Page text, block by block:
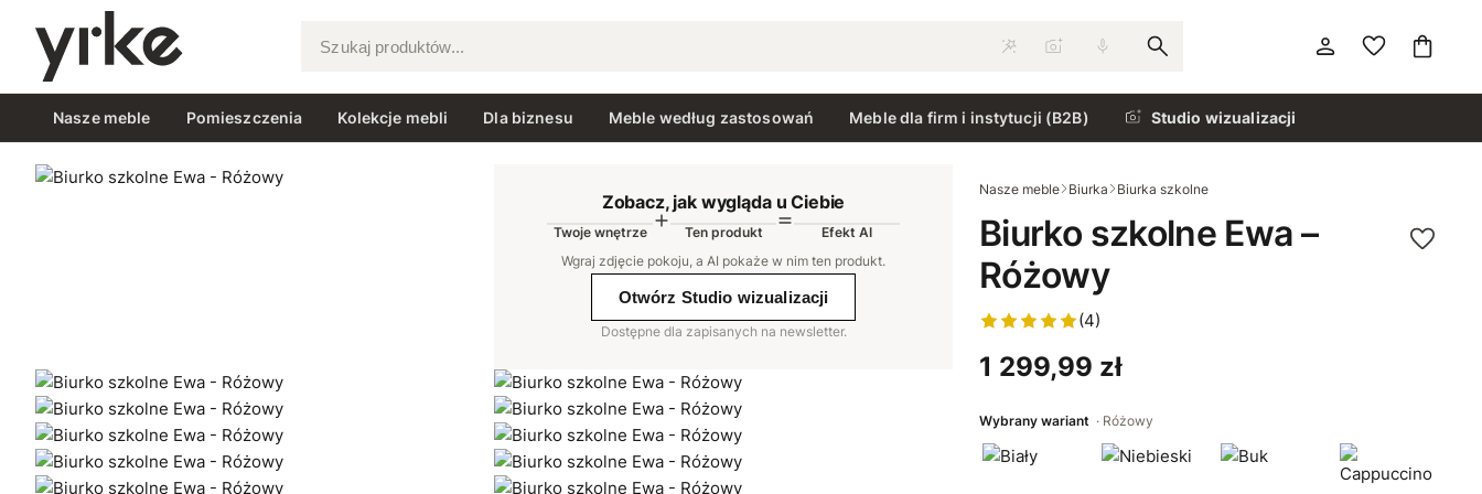
Szukaj produktów...
Nasze meble Pomieszczenia Kolekcje mebli Dla biznesu Meble według zastosowań Meble dla firm i instytucji (B2B) Studio wizualizacji
Zobacz, jak wygląda u Ciebie
Twoje wnętrze Ten produkt
Efekt AI
Wgraj zdjęcie pokoju, a AI pokaże w nim ten produkt.
Otwórz Studio wizualizacji
Dostępne dla zapisanych na newsletter.
Nasze meble Biurka Biurka szkolne
Biurko szkolne Ewa –
Różowy
(4)
1 299,99 zł
Wybrany wariant Różowy